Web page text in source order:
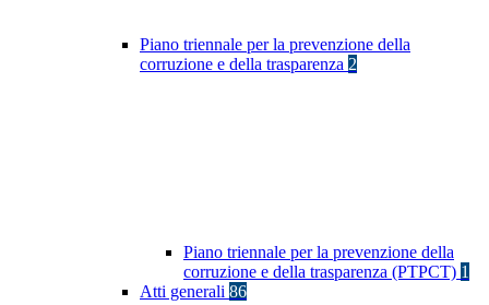
Piano triennale per la prevenzione della
corruzione e della trasparenza 2
Piano triennale per la prevenzione della
corruzione e della trasparenza (PTPCT) 1
Atti generali 86